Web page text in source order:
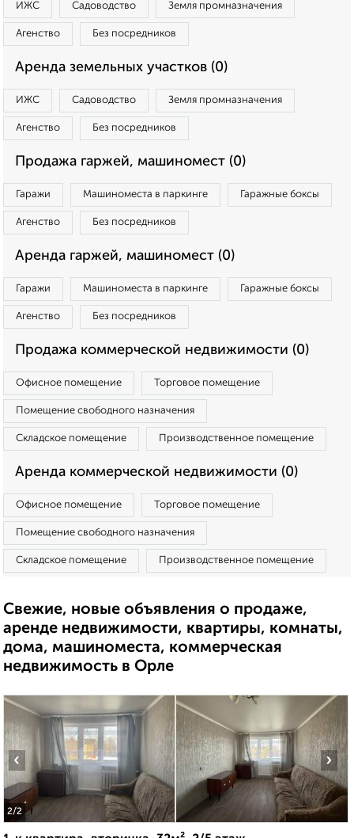
ИЖС Садоводство Земля промназначения
Агенство Без посредников
Аренда земельных участков (0)
ИЖС Садоводство Земля промназначения
Агенство Без посредников
Продажа гаржей, машиномест (0)
Гаражи Машиноместа в паркинге Гаражные боксы
Агенство Без посредников
Аренда гаржей, машиномест (0)
Гаражи Машиноместа в паркинге Гаражные боксы
Агенство Без посредников
Продажа коммерческой недвижимости (0)
Офисное помещение Торговое помещение
Помещение свободного назначения
Складское помещение Производственное помещение
Аренда коммерческой недвижимости (0)
Офисное помещение Торговое помещение
Помещение свободного назначения
Складское помещение Производственное помещение
Свежие, новые объявления о продаже,
аренде недвижимости, квартиры, комнаты,
дома, машиноместа, коммерческая
недвижимость в Орле
2/2
‹ ›